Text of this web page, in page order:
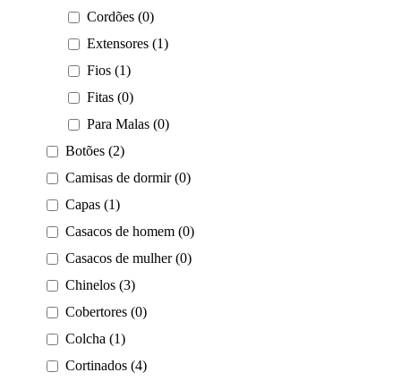
Cordões (0)
Extensores (1)
Fios (1)
Fitas (0)
Para Malas (0)
Botões (2)
Camisas de dormir (0)
Capas (1)
Casacos de homem (0)
Casacos de mulher (0)
Chinelos (3)
Cobertores (0)
Colcha (1)
Cortinados (4)